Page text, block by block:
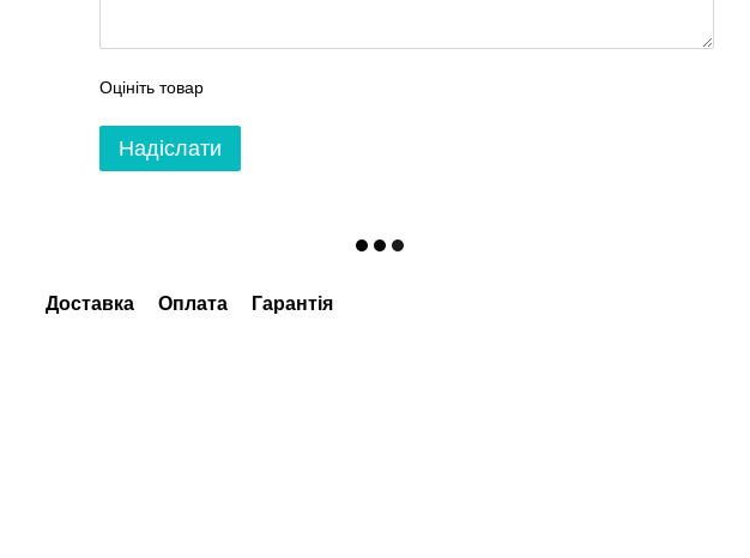
Оцініть товар
Надіслати
Доставка Оплата Гарантія